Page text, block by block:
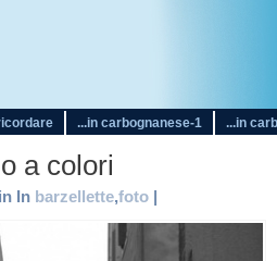
...in carbognanese-1 ...in
a colori
In barzellette,foto |